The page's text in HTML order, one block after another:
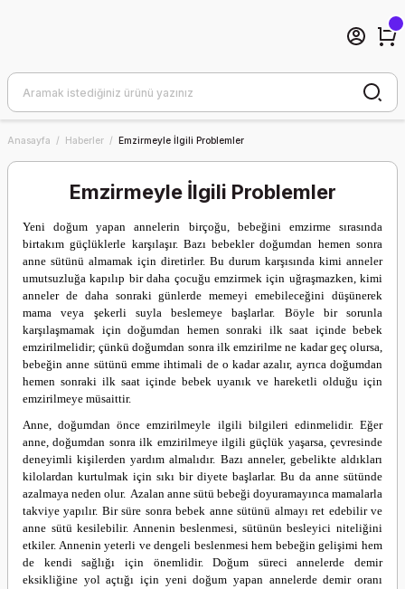
Anasayfa Haberler Emzirmeyle İlgili Problemler
Emzirmeyle İlgili Problemler
Yeni doğum yapan annelerin birçoğu, bebeğini emzirme sırasında
birtakım güçlüklerle karşılaşır. Bazı bebekler doğumdan hemen sonra
anne sütünü almamak için diretirler. Bu durum karşısında kimi anneler
umutsuzluğa kapılıp bir daha çocuğu emzirmek için uğraşmazken, kimi
anneler de daha sonraki günlerde memeyi emebileceğini düşünerek
mama veya şekerli suyla beslemeye başlarlar. Böyle bir sorunla
karşılaşmamak için doğumdan hemen sonraki ilk saat içinde bebek
emzirilmelidir; çünkü doğumdan sonra ilk emzirilme ne kadar geç olursa,
bebeğin anne sütünü emme ihtimali de o kadar azalır, ayrıca doğumdan
hemen sonraki ilk saat içinde bebek uyanık ve hareketli olduğu için
emzirilmeye müsaittir.
Anne, doğumdan önce emzirilmeyle ilgili bilgileri edinmelidir. Eğer
anne, doğumdan sonra ilk emzirilmeye ilgili güçlük yaşarsa, çevresinde
deneyimli kişilerden yardım almalıdır. Bazı anneler, gebelikte aldıkları
kilolardan kurtulmak için sıkı bir diyete başlarlar. Bu da anne sütünde
azalmaya neden olur. Azalan anne sütü bebeği doyuramayınca mamalarla
takviye yapılır. Bir süre sonra bebek anne sütünü almayı ret edebilir ve
anne sütü kesilebilir. Annenin beslenmesi, sütünün besleyici niteliğini
etkiler. Annenin yeterli ve dengeli beslenmesi hem bebeğin gelişimi hem
de kendi sağlığı için önemlidir. Doğum süreci annelerde demir
eksikliğine yol açtığı için yeni doğum yapan annelerde demir oranı